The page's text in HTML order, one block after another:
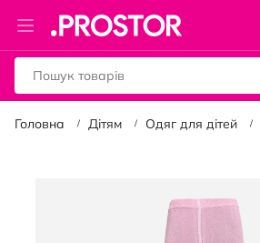
Toggle
Nav
Головна Дітям Одяг для дітей